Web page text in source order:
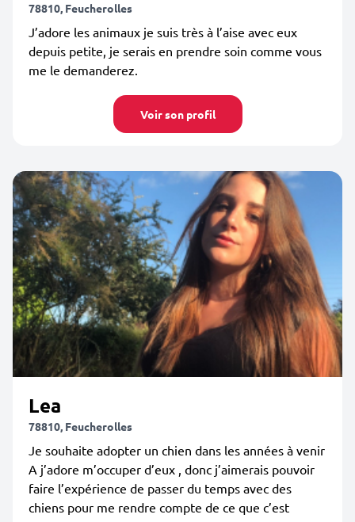
78810, Feucherolles
J’adore les animaux je suis très à l’aise avec eux
depuis petite, je serais en prendre soin comme vous
me le demanderez.
Voir son profil
Lea
78810, Feucherolles
Je souhaite adopter un chien dans les années à venir
A j’adore m’occuper d’eux , donc j’aimerais pouvoir
faire l’expérience de passer du temps avec des
chiens pour me rendre compte de ce que c’est